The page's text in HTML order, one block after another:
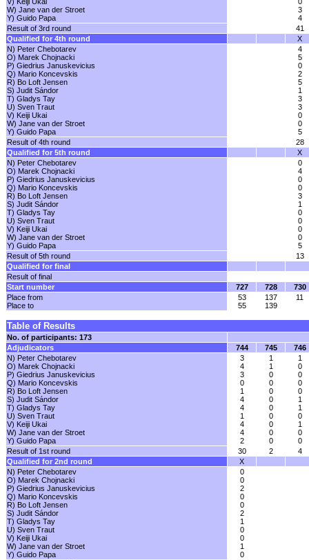
W) Jane van der Stroet
Y) Guido Papa
3
4
Result of 3rd round
41
Qualified for 4th round
X
N) Peter Chebotarev
O) Marek Chojnacki
P) Giedrius Januskevicius
Q) Mario Koncevskis
R) Bo Loft Jensen
S) Judit Sándor
T) Gladys Tay
U) Sven Traut
V) Keiji Ukai
W) Jane van der Stroet
Y) Guido Papa
4
5
0
2
5
1
3
3
0
0
5
Result of 4th round
28
Qualified for 5th round
X
N) Peter Chebotarev
O) Marek Chojnacki
P) Giedrius Januskevicius
Q) Mario Koncevskis
R) Bo Loft Jensen
S) Judit Sándor
T) Gladys Tay
U) Sven Traut
V) Keiji Ukai
W) Jane van der Stroet
Y) Guido Papa
0
4
0
0
3
1
0
0
0
0
5
Result of 5th round
13
Qualified for final
Result of final
Start number
727 728
730
Place from
Place to
53
55
137
139
11
Table of Results
No. of participants: 173
Adjudicators
744 745
746
N) Peter Chebotarev
O) Marek Chojnacki
P) Giedrius Januskevicius
Q) Mario Koncevskis
R) Bo Loft Jensen
S) Judit Sándor
T) Gladys Tay
U) Sven Traut
V) Keiji Ukai
W) Jane van der Stroet
Y) Guido Papa
3
4
3
0
1
4
4
1
4
4
2
1
1
0
0
0
0
0
0
0
0
0
1
0
0
0
0
1
1
0
1
0
0
Result of 1st round
30 2
4
Qualified for 2nd round
X
N) Peter Chebotarev
O) Marek Chojnacki
P) Giedrius Januskevicius
Q) Mario Koncevskis
R) Bo Loft Jensen
S) Judit Sándor
T) Gladys Tay
U) Sven Traut
V) Keiji Ukai
W) Jane van der Stroet
Y) Guido Papa
0
0
2
0
0
2
1
0
0
1
0